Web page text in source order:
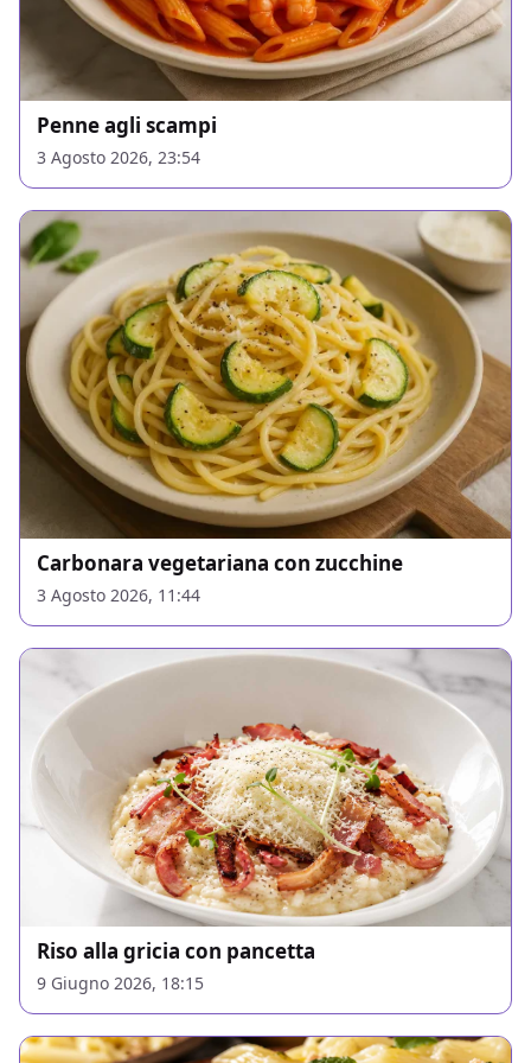
Penne agli scampi
3 Agosto 2026, 23:54
Carbonara vegetariana con zucchine
3 Agosto 2026, 11:44
Riso alla gricia con pancetta
9 Giugno 2026, 18:15